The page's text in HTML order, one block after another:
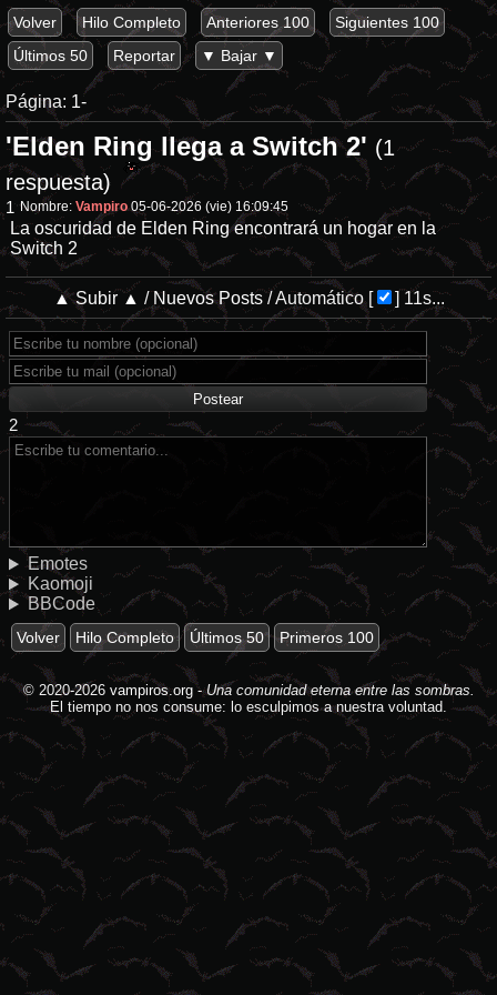
Volver Hilo Completo Anteriores 100
Siguientes 100
Últimos 50
Reportar ▼ Bajar ▼
Página: 1-
'Elden Ring llega a Switch 2' (1
respuesta)
1 Nombre:Vampiro 05-06-2026 (vie) 16:09:45
La oscuridad de Elden Ring encontrará un hogar en la
Switch 2
▲ Subir ▲ / Nuevos Posts/Automático[ ] 11s...
2
Emotes
Kaomoji
BBCode
Volver Hilo Completo Últimos 50 Primeros 100
© 2020-2026 vampiros.org-Una comunidad eterna entre las sombras.
El tiempo no nos consume: lo esculpimos a nuestra voluntad.